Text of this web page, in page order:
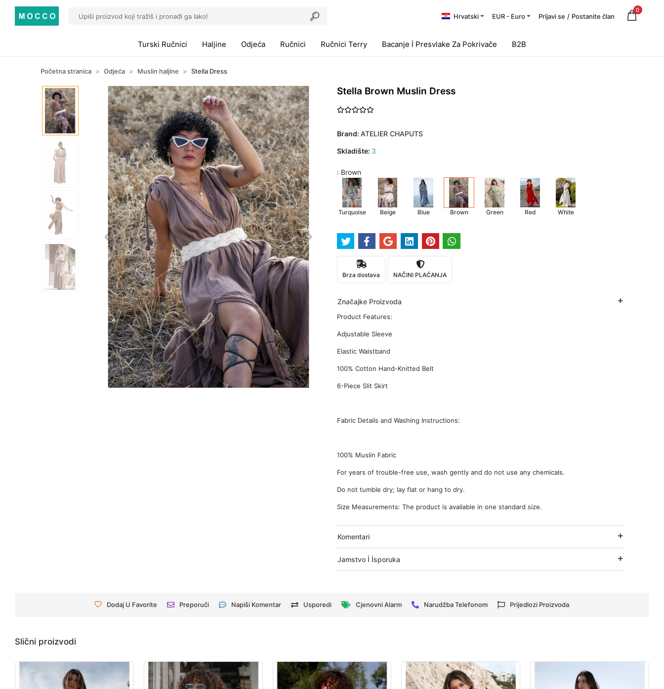
Hrvatski EUR - Euro Prijavi se / Postanite član
0
Turski Ručnici Haljine Odjeća Ručnici Ručnici Terry Bacanje İ Presvlake Za Pokrivače B2B
Početna stranica Odjeća Muslin haljine Stella Dress
Stella Brown Muslin Dress
Brand: ATELIER CHAPUTS
Skladište: 3
: Brown
Turquoise Beige Blue Brown Green Red White
Brza dostava NAČINI PLAĆANJA
Značajke Proizvoda
Product Features:
Adjustable Sleeve
Elastic Waistband
100% Cotton Hand-Knitted Belt
6-Piece Slit Skirt
Fabric Details and Washing Instructions:
100% Muslin Fabric
For years of trouble-free use, wash gently and do not use any chemicals.
Do not tumble dry; lay flat or hang to dry.
Size Measurements: The product is available in one standard size.
Komentari
Jamstvo İ İsporuka
Dodaj U Favorite Preporuči Napiši Komentar Usporedi Cjenovni Alarm Narudžba Telefonom Prijedlozi Proizvoda
Slični proizvodi